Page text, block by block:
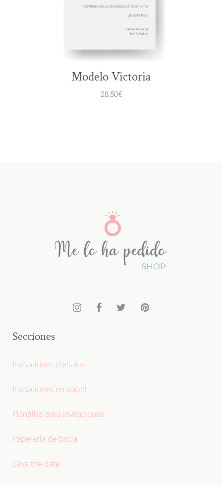
Modelo Victoria
28,50€
Secciones
Invitaciones digitales
Invitaciones en papel
Plantillas para invitaciones
Papelería de boda
Save the date